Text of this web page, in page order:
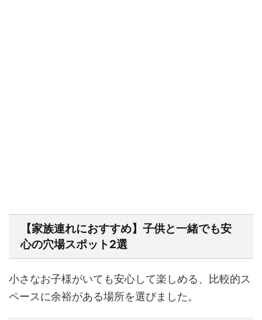
【家族連れにおすすめ】子供と一緒でも安
心の穴場スポット2選
小さなお子様がいても安心して楽しめる、比較的ス
ペースに余裕がある場所を選びました。